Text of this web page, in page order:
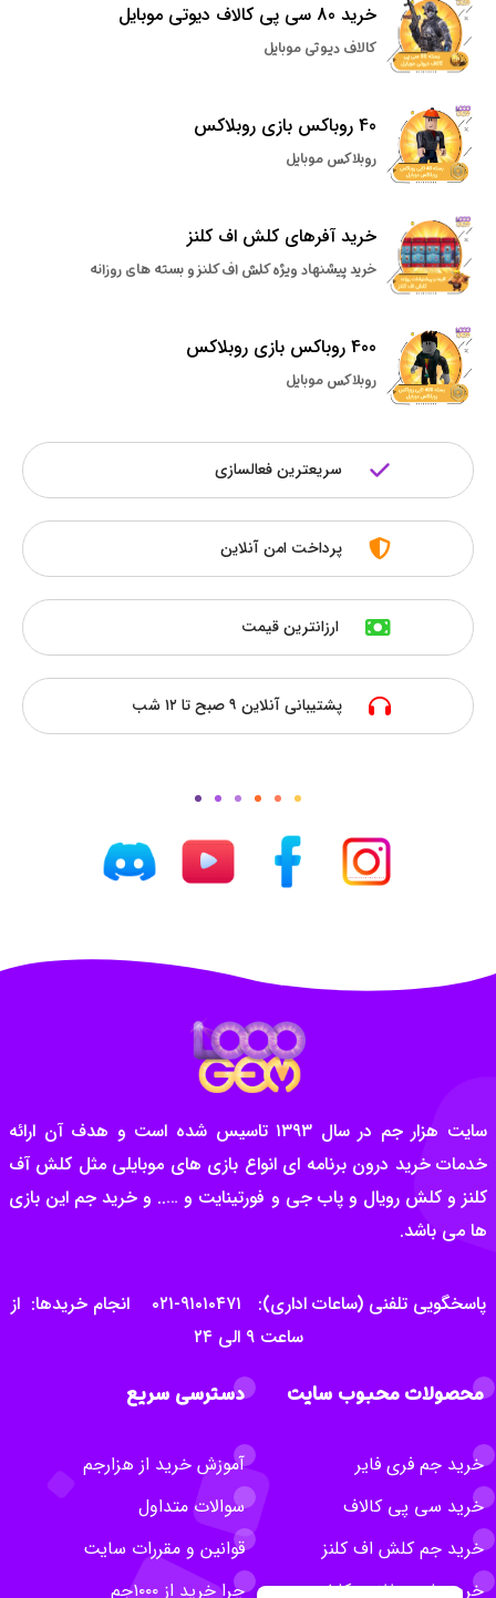
خرید 80 سی پی کالاف دیوتی موبایل
کالاف دیوتی موبایل
40 روباکس بازی روبلاکس
روبلاکس موبایل
خرید آفرهای کلش اف کلنز
خرید پیشنهاد ویژه کلش اف کلنز و بسته های روزانه
400 روباکس بازی روبلاکس
روبلاکس موبایل
سریعترین فعالسازی
پرداخت امن آنلاین
ارزانترین قیمت
پشتیبانی آنلاین ۹ صبح تا ۱۲ شب
سایت هزار جم در سال ۱۳۹۳ تاسیس شده است و هدف آن ارائه
خدمات خرید درون برنامه ای انواع بازی های موبایلی مثل کلش آف
کلنز و کلش رویال و پاب جی و فورتینایت و ….. و خرید جم این بازی
ها می باشد.
پاسخگویی تلفنی (ساعات اداری): ۹۱۰۱۰۴۷۱-۰۲۱ انجام خریدها: از
ساعت ۹ الی ۲۴
محصولات محبوب سایت
خرید جم فری فایر
خرید سی پی کالاف
خرید جم کلش اف کلنز
خرید بلیت طلایی کلش
دسترسی سریع
آموزش خرید از هزارجم
سوالات متداول
قوانین و مقررات سایت
چرا خرید از ۱۰۰۰جم